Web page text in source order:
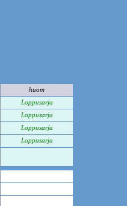
huom
Loppusarja
Loppusarja
Loppusarja
Loppusarja